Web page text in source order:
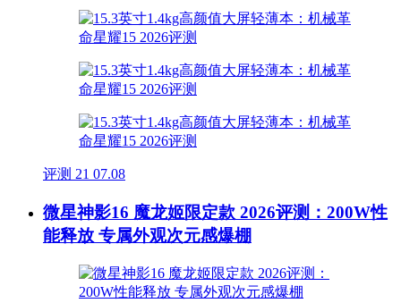
评测 21 07.08
微星神影16 魔龙姬限定款 2026评测：200W性
能释放 专属外观次元感爆棚